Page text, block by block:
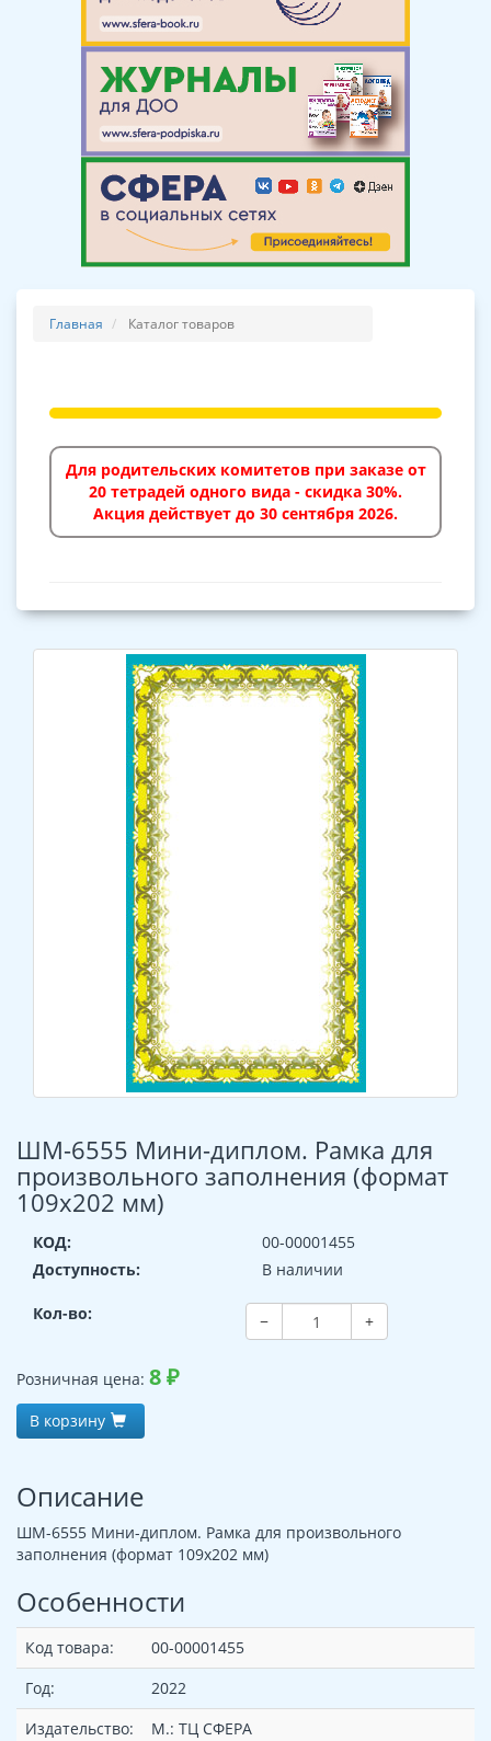
Главная Каталог товаров
Для родительских комитетов при заказе от
20 тетрадей одного вида - скидка 30%.
Акция действует до 30 сентября 2026.
ШМ-6555 Мини-диплом. Рамка для
произвольного заполнения (формат
109х202 мм)
КОД:
00-00001455
Доступность:
В наличии
Кол-во: − +
Розничная цена: 8₽
В корзину
Описание
ШМ-6555 Мини-диплом. Рамка для произвольного
заполнения (формат 109х202 мм)
Особенности
Код товара:
00-00001455
Год:
2022
Издательство:
М.: ТЦ СФЕРА